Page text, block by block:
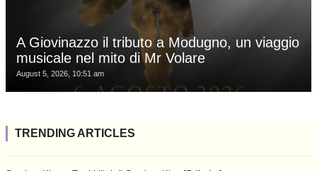
A Giovinazzo il tributo a Modugno, un viaggio
musicale nel mito di Mr Volare
August 5, 2026, 10:51 am
TRENDING ARTICLES